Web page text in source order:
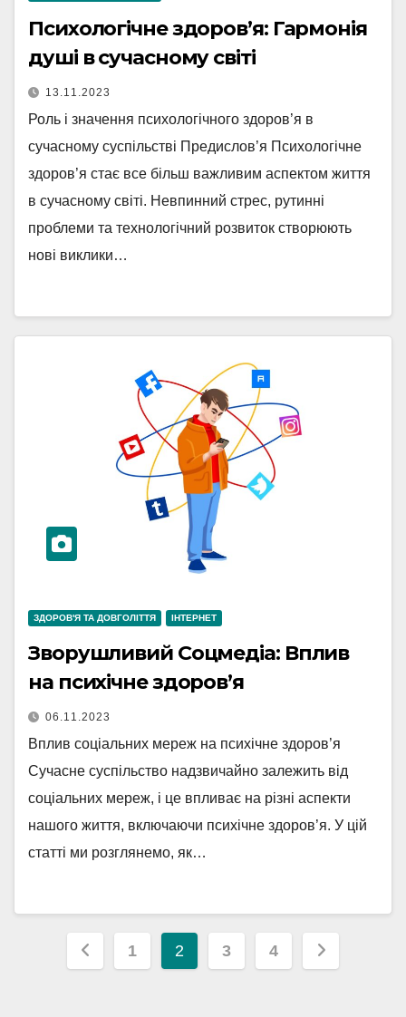
Психологічне здоров’я: Гармонія
душі в сучасному світі
13.11.2023
Роль і значення психологічного здоров’я в
сучасному суспільстві Предислов’я Психологічне
здоров’я стає все більш важливим аспектом життя
в сучасному світі. Невпинний стрес, рутинні
проблеми та технологічний розвиток створюють
нові виклики…
ЗДОРОВ'Я ТА ДОВГОЛІТТЯ ІНТЕРНЕТ
Зворушливий Соцмедіа: Вплив
на психічне здоров’я
06.11.2023
Вплив соціальних мереж на психічне здоров’я
Сучасне суспільство надзвичайно залежить від
соціальних мереж, і це впливає на різні аспекти
нашого життя, включаючи психічне здоров’я. У цій
статті ми розглянемо, як…
Навігація
1 2 3 4